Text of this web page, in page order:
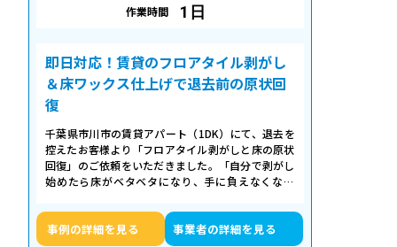
作業時間 1日
即日対応！賃貸のフロアタイル剥がし
＆床ワックス仕上げで退去前の原状回
復
千葉県市川市の賃貸アパート（1DK）にて、退去を
控えたお客様より「フロアタイル剥がしと床の原状
回復」のご依頼をいただきました。「自分で剥がし
始めたら床がベタベタになり、手に負えなくなっ
事例の詳細を見る 事業者の詳細を見る